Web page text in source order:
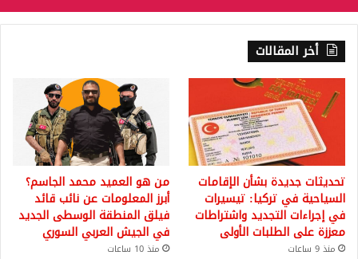
أخر المقالات
تحديثات جديدة بشأن الإقامات
السياحية في تركيا: تيسيرات
في إجراءات التجديد واشتراطات
معززة على الطلبات الأولى
منذ 9 ساعات
من هو العميد محمد الجاسم؟
أبرز المعلومات عن نائب قائد
فيلق المنطقة الوسطى الجديد
في الجيش العربي السوري
منذ 10 ساعات